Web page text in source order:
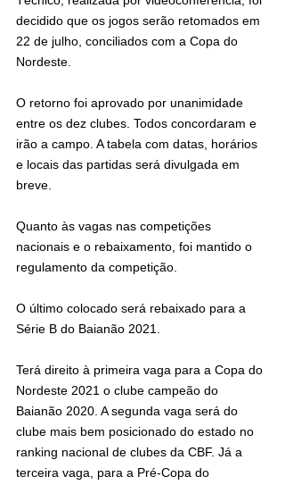
decidido que os jogos serão retomados em
22 de julho, conciliados com a Copa do
Nordeste.
O retorno foi aprovado por unanimidade
entre os dez clubes. Todos concordaram e
irão a campo. A tabela com datas, horários
e locais das partidas será divulgada em
breve.
Quanto às vagas nas competições
nacionais e o rebaixamento, foi mantido o
regulamento da competição.
O último colocado será rebaixado para a
Série B do Baianão 2021.
Terá direito à primeira vaga para a Copa do
Nordeste 2021 o clube campeão do
Baianão 2020. A segunda vaga será do
clube mais bem posicionado do estado no
ranking nacional de clubes da CBF. Já a
terceira vaga, para a Pré-Copa do